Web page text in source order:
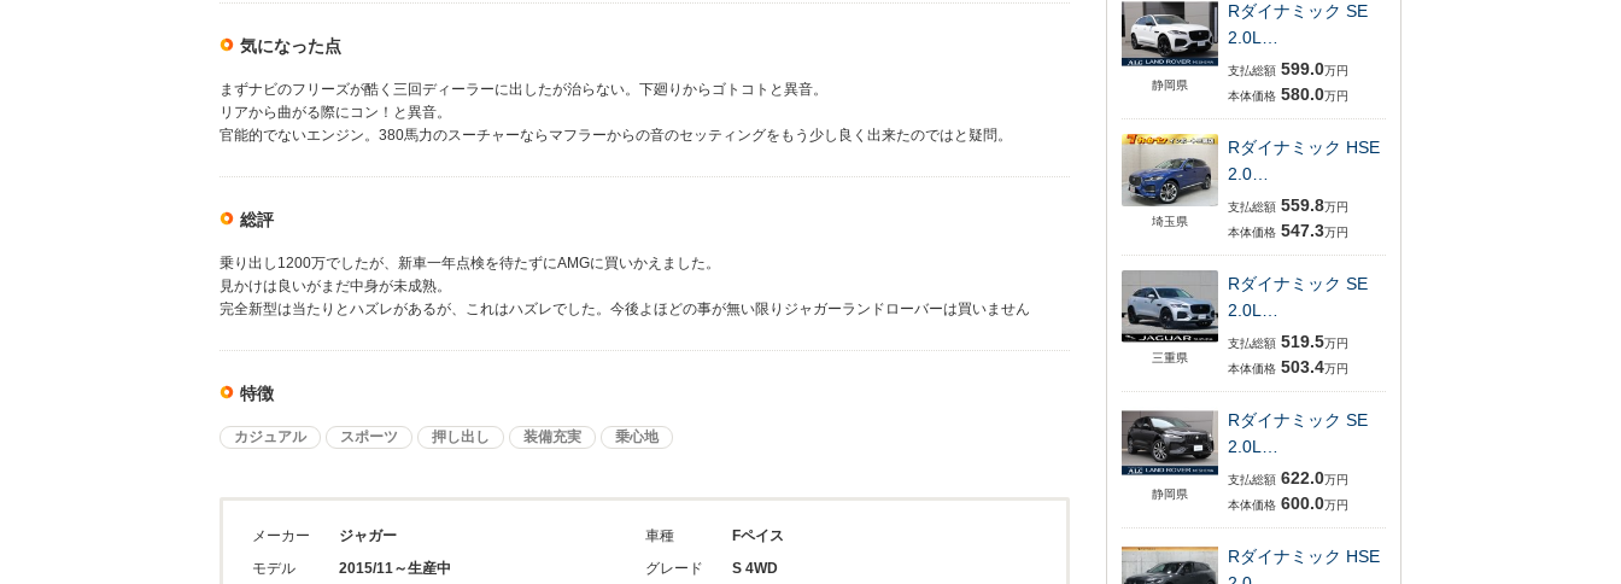
気になった点
まずナビのフリーズが酷く三回ディーラーに出したが治らない。下廻りからゴトコトと異音。
リアから曲がる際にコン！と異音。
官能的でないエンジン。380馬力のスーチャーならマフラーからの音のセッティングをもう少し良く出来たのではと疑問。
総評
乗り出し1200万でしたが、新車一年点検を待たずにAMGに買いかえました。
見かけは良いがまだ中身が未成熟。
完全新型は当たりとハズレがあるが、これはハズレでした。今後よほどの事が無い限りジャガーランドローバーは買いません
特徴
カジュアル スポーツ 押し出し 装備充実 乗心地
メーカー
ジャガー
モデル
2015/11～生産中
車種
Fペイス
グレード
S 4WD
静岡県
Rダイナミック SE
2.0L…
支払総額 599.0万円
本体価格 580.0万円
埼玉県
Rダイナミック HSE
2.0…
支払総額 559.8万円
本体価格 547.3万円
三重県
Rダイナミック SE
2.0L…
支払総額 519.5万円
本体価格 503.4万円
静岡県
Rダイナミック SE
2.0L…
支払総額 622.0万円
本体価格 600.0万円
Rダイナミック HSE